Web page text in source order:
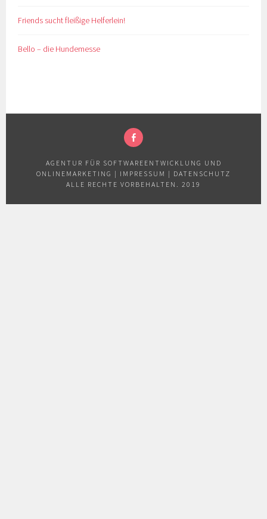
Friends sucht fleißige Helferlein!
Bello – die Hundemesse
AGENTUR FÜR SOFTWAREENTWICKLUNG UND
ONLINEMARKETING | IMPRESSUM | DATENSCHUTZ
ALLE RECHTE VORBEHALTEN. 2019